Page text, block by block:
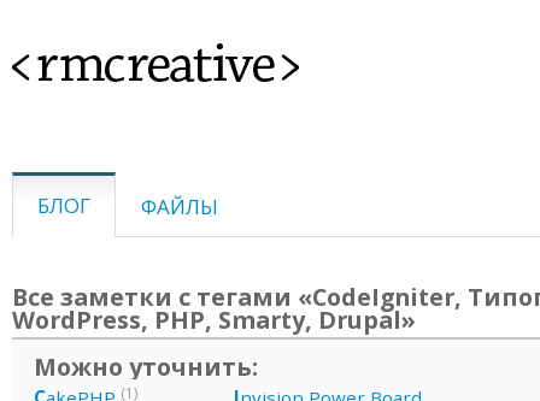
<rmcreative>
БЛОГ ФАЙЛЫ
Все заметки с тегами «CodeIgniter,
WordPress, PHP, Smarty, Drupal»
Можно уточнить:
(1)